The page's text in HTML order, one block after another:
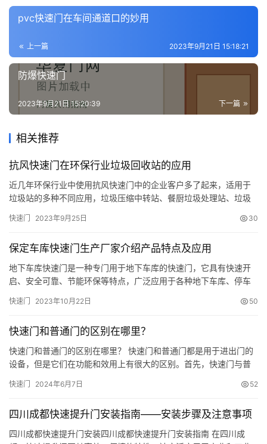
铝
门
门
套
安
装
安
装
维
修
业
讯
联
系
们
pvc快速门在车间通道口的妙用
上一篇 2023年9月21日 15:18:21
防爆快速门
下一篇
2023年9月21日 15:20:39
相关推荐
抗风快速门在环保行业垃圾回收站的应用
近几年环保行业中使用抗风快速门中的企业客户多了起来，适用于
垃圾站的多种不同应用，垃圾压缩中转站、餐厨垃圾处理站、垃圾
处，今天给大家简单做个分享。 垃圾回收站安装抗风快速门的应用
快腐蚀，味道会很大很刺鼻，使用这款产品可以将垃圾回收站与外
界进行隔…
快速门 2023年9月25日 30
保定车库快速门生产厂家介绍产品特点及应用
地下车库快速门是一种专门用于地下车库的快速门，它具有快速开
启、安全可靠、节能环保等特点，广泛应用于各种地下车库、停车
特点： 快速开启：地下车库快速门采用高速电机驱动，开启速度
速门采用多重安全保护措施，如红外线感应、安全气囊等，确保车
辆和人…
快速门 2023年10月22日 50
快速门和普通门的区别在哪里？
快速门和普通门的区别在哪里？ 快速门和普通门都是用于进出门的
设备，但是它们在功能和效用上有很大的区别。首先，快速门与普
动，可以实现快速的开启和关闭，从而可以节约时间并提高效率。
快速门在使用上更加方便。快速门可以通过遥控器、传感器、按钮
等多种方…
快速门 2024年6月7日 52
四川成都快速提升门安装指南——安装步骤及注意事项
四川成都快速提升门安装四川成都快速提升门安装指南 在四川成